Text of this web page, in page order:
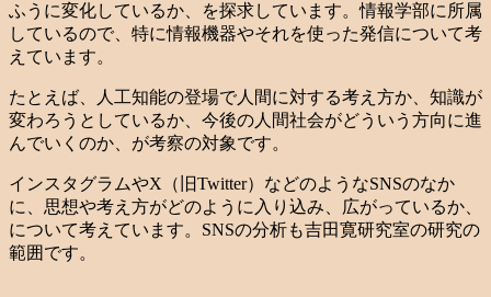
ふうに変化しているか、を探求しています。情報学部に所属
しているので、特に情報機器やそれを使った発信について考
えています。
たとえば、人工知能の登場で人間に対する考え方か、知識が
変わろうとしているか、今後の人間社会がどういう方向に進
んでいくのか、が考察の対象です。
インスタグラムやX（旧Twitter）などのようなSNSのなか
に、思想や考え方がどのように入り込み、広がっているか、
について考えています。SNSの分析も吉田寛研究室の研究の
範囲です。